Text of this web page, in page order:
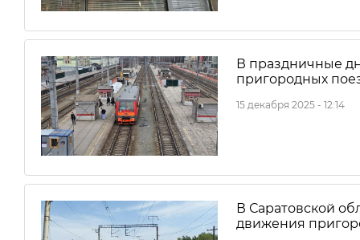
В праздничные
пригородных
15 декабря 2025 - 12:14
В Саратовской
движения